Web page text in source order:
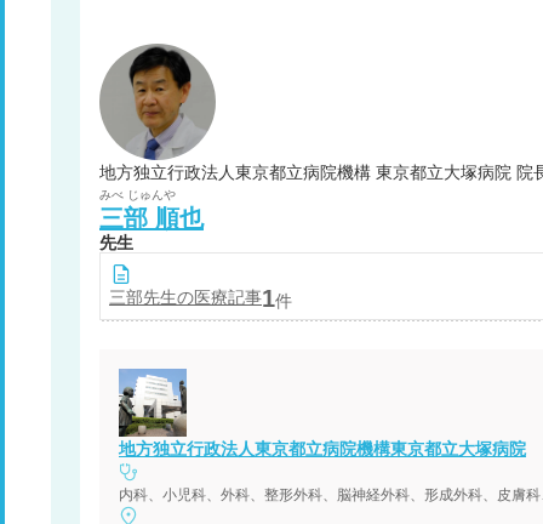
地方独立行政法人東京都立病院機構 東京都立大塚病院 院
みべ じゅんや
三部 順也
先生
三部先生の医療記事1件
地方独立行政法人東京都立病院機構東京都立大塚病院
内科、小児科、外科、整形外科、脳神経外科、形成外科、皮膚